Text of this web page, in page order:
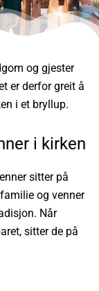
og gjester
er derfor greit å
i et bryllup.
i kirken
sitter på
og venner
Når
sitter de på